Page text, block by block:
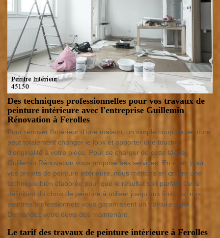
Des techniques professionnelles pour vos travaux de
peinture intérieure avec l'entreprise Guillemin
Rénovation à Ferolles
Pour rénover l'intérieur d'une maison, un simple coup de peinture
peut totalement changer le look et apporter une touche
d'originalité à votre pièce. Pour se charger de cette tâche,
Guillemin Rénovation vous propose ses services. En effet, pour
vos projets de peinture intérieure, nous mettons en œuvre une
technique bien élaborée pour que le résultat soit parfait. De la
définition du choix de peinture à utiliser jusqu'aux finitions, nos
peintres professionnels vous garantissent un travail soigné.
Demandez votre devis dès maintenant.
Le tarif des travaux de peinture intérieure à Ferolles